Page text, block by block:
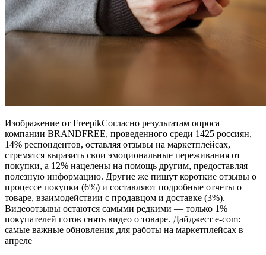
Изображение от FreepikСогласно результатам опроса
компании BRANDFREE, проведенного среди 1425 россиян,
14% респондентов, оставляя отзывы на маркетплейсах,
стремятся выразить свои эмоциональные переживания от
покупки, а 12% нацелены на помощь другим, предоставляя
полезную информацию. Другие же пишут короткие отзывы о
процессе покупки (6%) и составляют подробные отчеты о
товаре, взаимодействии с продавцом и доставке (3%).
Видеоотзывы остаются самыми редкими — только 1%
покупателей готов снять видео о товаре. Дайджест е-com:
самые важные обновления для работы на маркетплейсах в
апреле